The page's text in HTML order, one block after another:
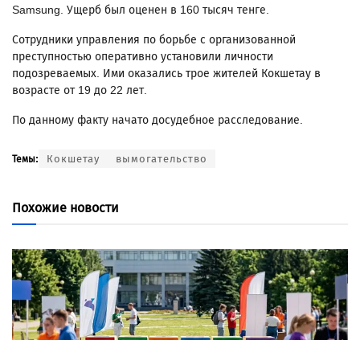
Samsung. Ущерб был оценен в 160 тысяч тенге.
Сотрудники управления по борьбе с организованной
преступностью оперативно установили личности
подозреваемых. Ими оказались трое жителей Кокшетау в
возрасте от 19 до 22 лет.
По данному факту начато досудебное расследование.
Темы: Кокшетау вымогательство
Похожие новости